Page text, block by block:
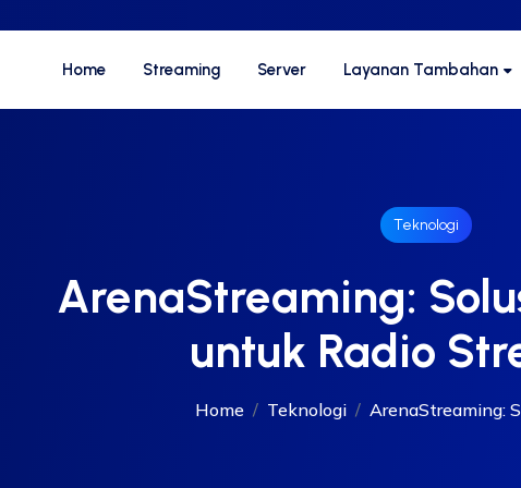
Home Streaming Server Layanan Tambahan
Teknologi
ArenaStreaming:
untuk Radio
Home Teknologi ArenaStreaming: